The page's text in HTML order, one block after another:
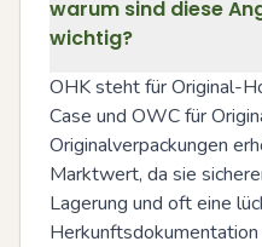
warum sind diese
wichtig?
OHK steht für Original-
Case und OWC für
Originalverpackungen
Marktwert, da sie
Lagerung und oft eine